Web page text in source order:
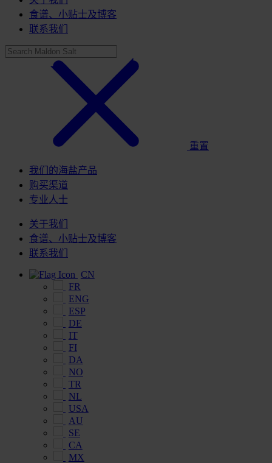
食谱、小贴士及博客
联系我们
重置
我们的海盐产品
购买渠道
专业人士
关于我们
食谱、小贴士及博客
联系我们
CN
FR
ENG
ESP
DE
IT
FI
DA
NO
TR
NL
USA
AU
SE
CA
MX